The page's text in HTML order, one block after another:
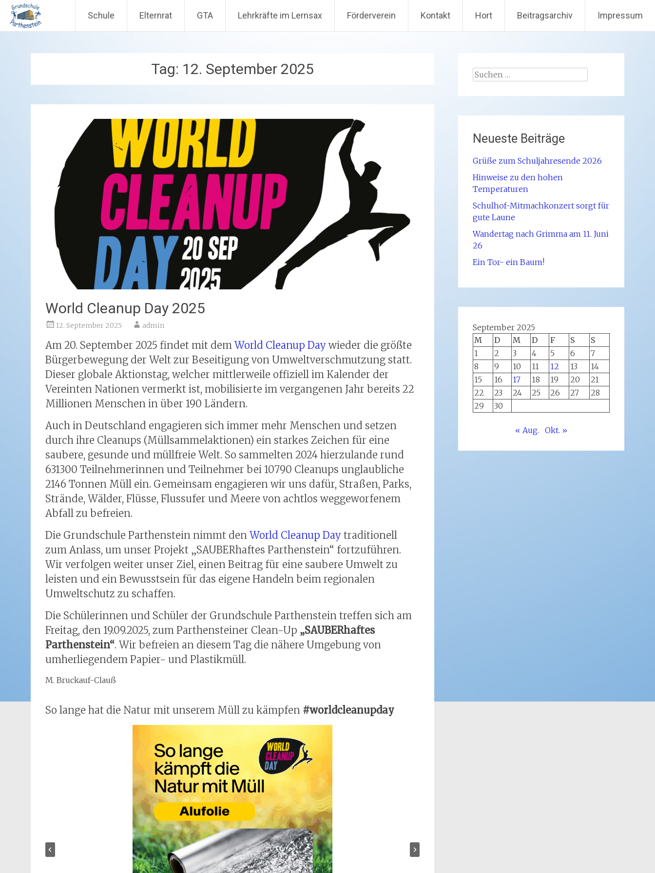
Schule Elternrat GTA Lehrkräfte im Lernsax Förderverein Kontakt Hort Beitragsarchiv Impressum
Tag: 12. September 2025
World Cleanup Day 2025
12. September 2025 admin
Am 20. September 2025 findet mit dem World Cleanup Day wieder die größte
Bürgerbewegung der Welt zur Beseitigung von Umweltverschmutzung statt.
Dieser globale Aktionstag, welcher mittlerweile offiziell im Kalender der
Vereinten Nationen vermerkt ist, mobilisierte im vergangenen Jahr bereits 22
Millionen Menschen in über 190 Ländern.
Auch in Deutschland engagieren sich immer mehr Menschen und setzen
durch ihre Cleanups (Müllsammelaktionen) ein starkes Zeichen für eine
saubere, gesunde und müllfreie Welt. So sammelten 2024 hierzulande rund
631300 Teilnehmerinnen und Teilnehmer bei 10790 Cleanups unglaubliche
2146 Tonnen Müll ein. Gemeinsam engagieren wir uns dafür, Straßen, Parks,
Strände, Wälder, Flüsse, Flussufer und Meere von achtlos weggeworfenem
Abfall zu befreien.
Die Grundschule Parthenstein nimmt den World Cleanup Day traditionell
zum Anlass, um unser Projekt „SAUBERhaftes Parthenstein“ fortzuführen.
Wir verfolgen weiter unser Ziel, einen Beitrag für eine saubere Umwelt zu
leisten und ein Bewusstsein für das eigene Handeln beim regionalen
Umweltschutz zu schaffen.
Die Schülerinnen und Schüler der Grundschule Parthenstein treffen sich am
Freitag, den 19.09.2025, zum Parthensteiner Clean-Up „SAUBERhaftes
Parthenstein“. Wir befreien an diesem Tag die nähere Umgebung von
umherliegendem Papier- und Plastikmüll.
M. Bruckauf-Clauß
So lange hat die Natur mit unserem Müll zu kämpfen #worldcleanupday
Suchen
Neueste Beiträge
Grüße zum Schuljahresende 2026
Hinweise zu den hohen
Temperaturen
Schulhof-Mitmachkonzert sorgt für
gute Laune
Wandertag nach Grimma am 11. Juni
26
Ein Tor- ein Baum!
September 2025
M
D M D F S
S
1
2 3 4 5 6
7
8
9 10 11 12 13
14
15
16 17 18 19 20
21
22
23 24 25 26 27
28
29
30
« Aug. Okt. »